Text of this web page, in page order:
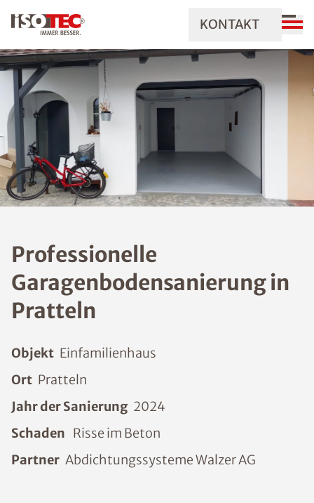
KONTAKT
Professionelle
Garagenbodensanierung in
Pratteln
Objekt Einfamilienhaus
Ort Pratteln
Jahr der Sanierung 2024
Schaden Risse im Beton
Partner Abdichtungssysteme Walzer AG